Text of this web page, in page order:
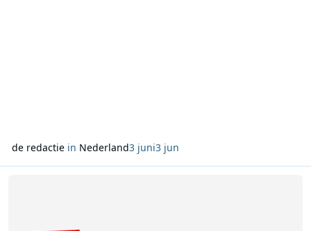
de redactiein Nederland3 juni3 jun